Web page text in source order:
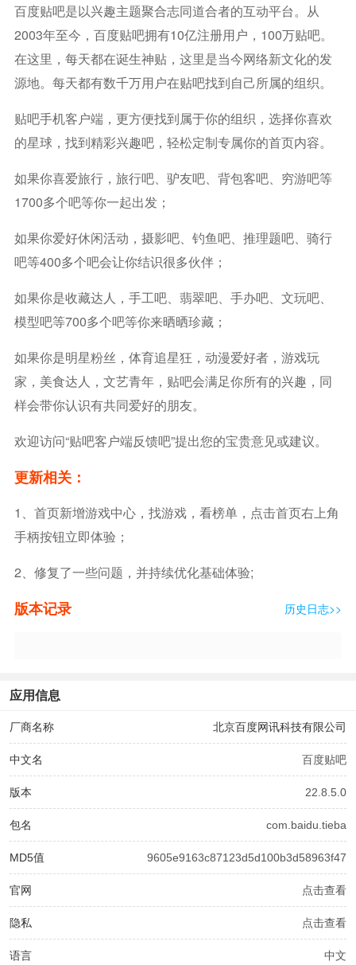
百度贴吧是以兴趣主题聚合志同道合者的互动平台。从
2003年至今，百度贴吧拥有10亿注册用户，100万贴吧。
在这里，每天都在诞生神贴，这里是当今网络新文化的发
源地。每天都有数千万用户在贴吧找到自己所属的组织。
贴吧手机客户端，更方便找到属于你的组织，选择你喜欢
的星球，找到精彩兴趣吧，轻松定制专属你的首页内容。
如果你喜爱旅行，旅行吧、驴友吧、背包客吧、穷游吧等
1700多个吧等你一起出发；
如果你爱好休闲活动，摄影吧、钓鱼吧、推理题吧、骑行
吧等400多个吧会让你结识很多伙伴；
如果你是收藏达人，手工吧、翡翠吧、手办吧、文玩吧、
模型吧等700多个吧等你来晒晒珍藏；
如果你是明星粉丝，体育追星狂，动漫爱好者，游戏玩
家，美食达人，文艺青年，贴吧会满足你所有的兴趣，同
样会带你认识有共同爱好的朋友。
欢迎访问“贴吧客户端反馈吧”提出您的宝贵意见或建议。
更新相关：
1、首页新增游戏中心，找游戏，看榜单，点击首页右上角
手柄按钮立即体验；
2、修复了一些问题，并持续优化基础体验;
版本记录 历史日志>>
应用信息
厂商名称 北京百度网讯科技有限公司
中文名 百度贴吧
版本 22.8.5.0
包名 com.baidu.tieba
MD5值 9605e9163c87123d5d100b3d58963f47
官网 点击查看
隐私 点击查看
语言 中文